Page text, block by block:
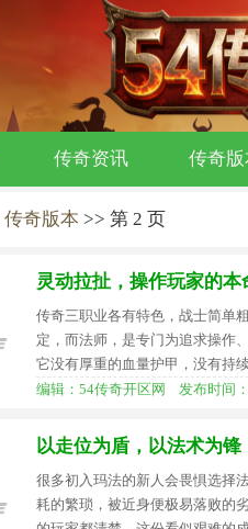
传奇资讯 传奇
传奇版本 >> 第 2 页
灵动拉扯，操作玩家的本
传奇三职业各有特色，战士简单
定，而法师，是专门为追求操作
它没有厚重的血量护甲，没有持
编辑：54传奇开区网 发布时间
以走位为盾，以法术为
很多初入玛法的新人会畏惧选择
耗的繁琐，被近身便极易落败的